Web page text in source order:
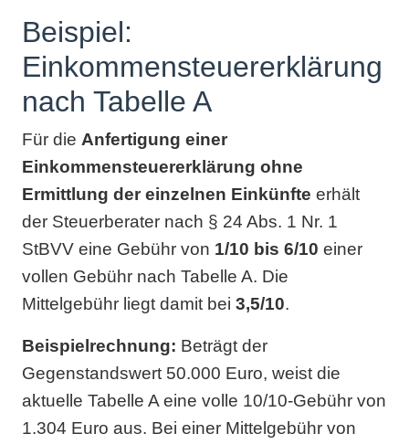
Beispiel:
Einkommensteuererklärung
nach Tabelle A
Für die Anfertigung einer
Einkommensteuererklärung ohne
Ermittlung der einzelnen Einkünfte erhält
der Steuerberater nach § 24 Abs. 1 Nr. 1
StBVV eine Gebühr von 1/10 bis 6/10 einer
vollen Gebühr nach Tabelle A. Die
Mittelgebühr liegt damit bei 3,5/10.
Beispielrechnung: Beträgt der
Gegenstandswert 50.000 Euro, weist die
aktuelle Tabelle A eine volle 10/10-Gebühr von
1.304 Euro aus. Bei einer Mittelgebühr von